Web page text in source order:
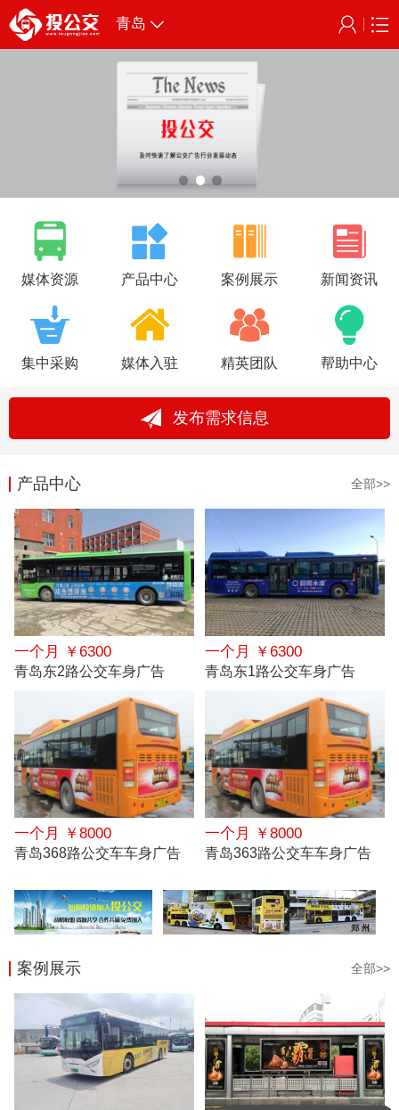
青岛
媒体资源 产品中心 案例展示 新闻资讯
集中采购 媒体入驻 精英团队 帮助中心
发布需求信息
产品中心 全部>>
一个月 ￥6300
青岛东2路公交车身广告
一个月 ￥6300
青岛东1路公交车身广告
一个月 ￥8000
青岛368路公交车车身广告
一个月 ￥8000
青岛363路公交车车身广告
案例展示 全部>>